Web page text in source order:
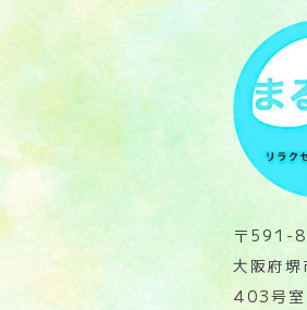
〒591-
大阪府
403号室